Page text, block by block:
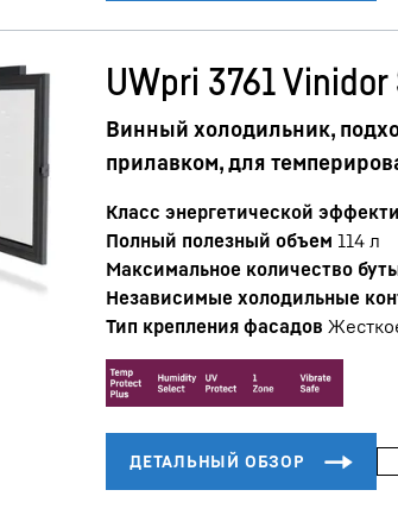
UWpri 3761
Винный холодильник,
прилавком, для
Класс энергетической
Полный полезный объем 114 л
Максимальное количество
Независимые холодильные
Тип крепления фасадов